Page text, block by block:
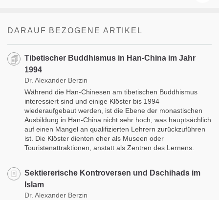
DARAUF BEZOGENE ARTIKEL
Tibetischer Buddhismus in Han-China im Jahr
1994
Dr. Alexander Berzin
Während die Han-Chinesen am tibetischen Buddhismus
interessiert sind und einige Klöster bis 1994
wiederaufgebaut werden, ist die Ebene der monastischen
Ausbildung in Han-China nicht sehr hoch, was hauptsächlich
auf einen Mangel an qualifizierten Lehrern zurückzuführen
ist. Die Klöster dienten eher als Museen oder
Touristenattraktionen, anstatt als Zentren des Lernens.
Sektiererische Kontroversen und Dschihads im
Islam
Dr. Alexander Berzin